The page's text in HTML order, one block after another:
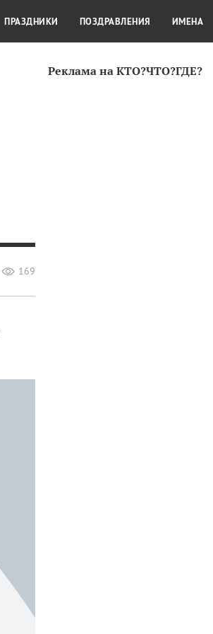
169
Реклама на КТО?ЧТО?ГДЕ?
КУЛЬТУРА КРАСОТА
ПРАЗДНИКИ ПОЗДРАВЛЕНИЯ ИМЕНА